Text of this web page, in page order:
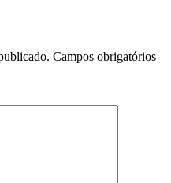
Campos obrigatórios